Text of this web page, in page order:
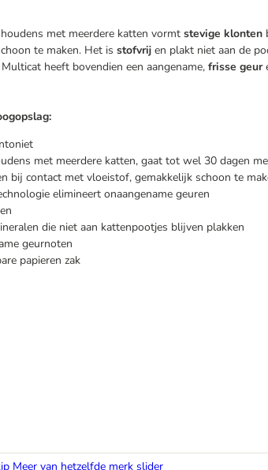
met meerdere katten vormt stevige klonten
te maken. Het is stofvrij en plakt niet aan de
heeft bovendien een aangename, frisse geur
met meerdere katten, gaat tot wel 30 dagen
bij contact met vloeistof, gemakkelijk schoon te
elimineert onaangename geuren
die niet aan kattenpootjes blijven plakken
geurnoten
papieren zak
Meer van hetzelfde merk slider